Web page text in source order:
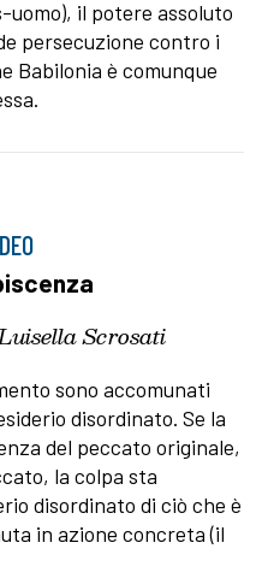
uomo), il potere assoluto
persecuzione contro i
Babilonia è comunque
Scrosati
sono accomunati
disordinato. Se la
del peccato originale,
la colpa sta
disordinato di ciò che è
in azione concreta (il